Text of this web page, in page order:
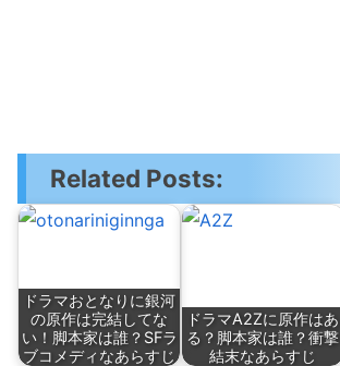
Related Posts:
ドラマおとなりに銀河
の原作は完結してな
い！脚本家は誰？SFラ
ブコメディなあらすじ
ドラマA2Zに原作はあ
る？脚本家は誰？衝撃
結末なあらすじ